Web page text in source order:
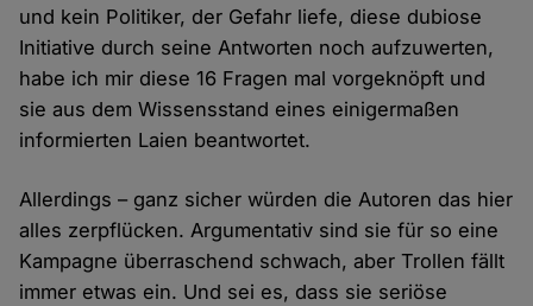
und kein Politiker, der Gefahr liefe, diese dubiose
Initiative durch seine Antworten noch aufzuwerten,
habe ich mir diese 16 Fragen mal vorgeknöpft und
sie aus dem Wissensstand eines einigermaßen
informierten Laien beantwortet.
Allerdings – ganz sicher würden die Autoren das hier
alles zerpflücken. Argumentativ sind sie für so eine
Kampagne überraschend schwach, aber Trollen fällt
immer etwas ein. Und sei es, dass sie seriöse